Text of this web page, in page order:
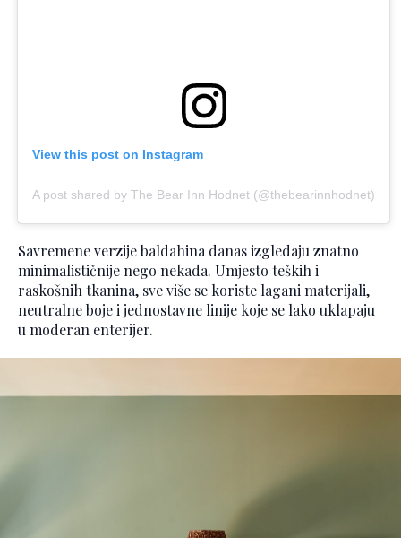
View this post on Instagram
A post shared by The Bear Inn Hodnet (@thebearinnhodnet)
Savremene verzije baldahina danas izgledaju znatno
minimalističnije nego nekada. Umjesto teških i
raskošnih tkanina, sve više se koriste lagani materijali,
neutralne boje i jednostavne linije koje se lako uklapaju
u moderan enterijer.